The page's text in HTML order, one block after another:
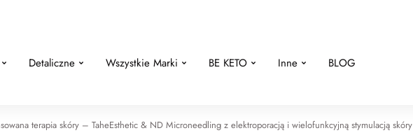
Detaliczne Wszystkie Marki BE KETO Inne BLOG
terapia skóry – TaheEsthetic & ND Microneedling z elektroporacją i wielofunkcyjną stymulacją skóry